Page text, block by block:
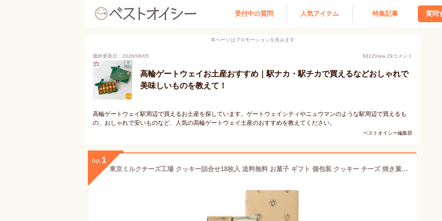
受付中の質問 人気アイテム 特集記事 質問
本ページはプロモーションを含みます
最終更新日：2026/08/05 6812View 29コメント
高輪ゲートウェイお土産おすすめ｜駅ナカ・駅チカで買えるなどおしゃれで
美味しいものを教えて！
高輪ゲートウェイ駅周辺で買えるお土産を探しています。ゲートウェイシティやニュウマンのような駅周辺で買えるも
の、おしゃれで安いものなど、人気の高輪ゲートウェイ土産のおすすめを教えてください。
ベストオイシー編集部
no. 1
東京ミルクチーズ工場 クッキー詰合せ18枚入 送料無料 お菓子 ギフト 個包装 クッキー チーズ 焼き菓子 洋菓子 プレゼント 内祝い お返し お祝い お礼 職場 菓子折り 東京 お土産 手土産 シュクレイ バレンタイン